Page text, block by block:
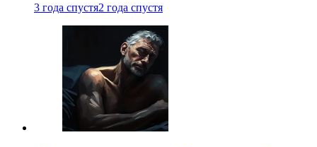
3 года спустя2 года спустя